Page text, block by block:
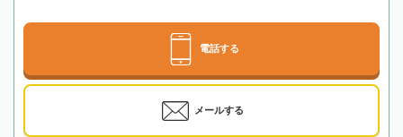
電話する
メールする